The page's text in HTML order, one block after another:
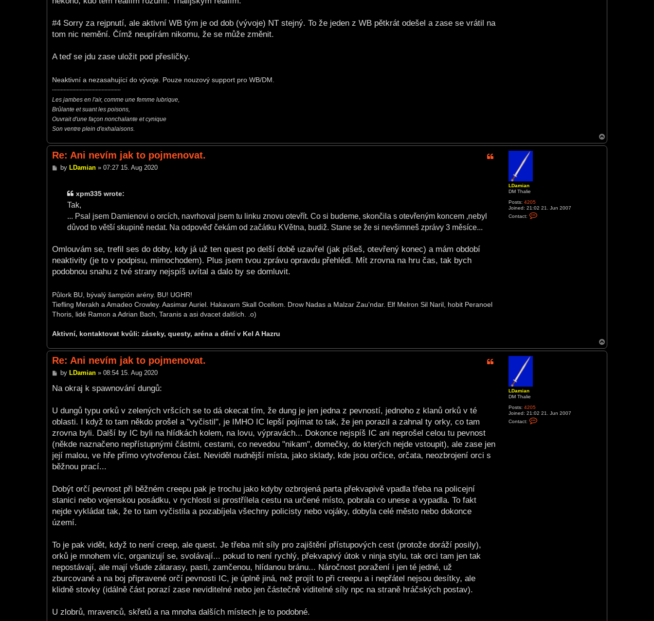
#4 Sorry za rejpnutí, ale aktivní WB tým je od dob (vývoje) NT stejný. To že jeden z WB pětkrát odešel a zase se vrátil na
tom nic nemění. Čímž neupírám nikomu, že se může změnit.
A teď se jdu zase uložit pod přesličky.
Neaktivní a nezasahující do vývoje. Pouze nouzový support pro WB/DM.
***********************************************
Les jambes en l'air, comme une femme lubrique,
Brûlante et suant les poisons,
Ouvrait d'une façon nonchalante et cynique
Son ventre plein d'exhalaisons.
o
p
LDamian
DM Thalie
Posts: 4205
Joined: 21:02 21. Jun 2007
Contact:
Re: Ani nevím jak to pojmenovat.
Pby LDamian» 07:27 15. Aug 2020
xpm335 wrote:
Tak,
... Psal jsem Damienovi o orcích, navrhoval jsem tu linku znovu otevřít. Co si budeme, skončila s otevřeným koncem ,nebyl
důvod to větší skupině nedat. Na odpověď čekám od začátku KVětna, budiž. Stane se že si nevšimneš zprávy 3 měsíce...
Omlouvám se, trefil ses do doby, kdy já už ten quest po delší době uzavřel (jak píšeš, otevřený konec) a mám období
neaktivity (je to v podpisu, mimochodem). Plus jsem tvou zprávu opravdu přehlédl. Mít zrovna na hru čas, tak bych
podobnou snahu z tvé strany nejspíš uvítal a dalo by se domluvit.
Půlork BU, bývalý šampión arény. BU! UGHR!
Tiefling Merakh a Amadeo Crowley. Aasimar Auriel. Hakavarn Skall Ocellom. Drow Nadas a Malzar Zau'ndar. Elf Melron Sil Naril, hobit Peranoel
Thoris, lidé Ramon a Adrian Bach, Taranis a asi dvacet dalších. .o)
Aktivní, kontaktovat kvůli: záseky, questy, aréna a dění v Kel A Hazru
o
p
LDamian
DM Thalie
Posts: 4205
Joined: 21:02 21. Jun 2007
Contact:
Re: Ani nevím jak to pojmenovat.
P
s
by LDamian» 08:54 15. Aug 2020
Na okraj k spawnování dungů:
U dungů typu orků v zelených vršcích se to dá okecat tím, že dung je jen jedna z pevností, jednoho z klanů orků v té
oblasti. I když to tam někdo prošel a "vyčistil", je IMHO IC lepší pojímat to tak, že jen porazil a zahnal ty orky, co tam
zrovna byli. Další by IC byli na hlídkách kolem, na lovu, výpravách... Dokonce nejspíš IC ani neprošel celou tu pevnost
(někde naznačeno nepřístupnými částmi, cestami, co nevedou "nikam", domečky, do kterých nejde vstoupit), ale zase jen
její malou, ve hře přímo vytvořenou část. Neviděl nudnější místa, jako sklady, kde jsou orčice, orčata, neozbrojení orci s
běžnou prací...
Dobýt orčí pevnost při běžném creepu pak je trochu jako kdyby ozbrojená parta překvapivě vpadla třeba na policejní
stanici nebo vojenskou posádku, v rychlosti si prostřílela cestu na určené místo, pobrala co unese a vypadla. To fakt
nejde vykládat tak, že to tam vyčistila a pozabíjela všechny policisty nebo vojáky, dobyla celé město nebo dokonce
území.
To je pak vidět, když to není creep, ale quest. Je třeba mít síly pro zajištění přístupových cest (protože doráží posily),
orků je mnohem víc, organizují se, svolávají... pokud to není rychlý, překvapivý útok v ninja stylu, tak orci tam jen tak
nepostávají, ale mají všude zátarasy, pasti, zamčenou, hlídanou bránu... Náročnost poražení i jen té jedné, už
zburcované a na boj připravené orčí pevnosti IC, je úplně jiná, než projít to při creepu a i nepřátel nejsou desítky, ale
klidně stovky (idálně část porazí zase neviditelné nebo jen částečně viditelné síly npc na straně hráčských postav).
U zlobrů, mravenců, skřetů a na mnoha dalších místech je to podobné.